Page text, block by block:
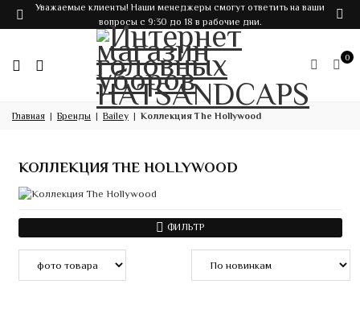
Уважаемые клиенты! Наши менеджеры смогут ответить на ваши
вопросы с 9:30 до 18 в рабочие дни.
0
Главная Бренды Bailey Коллекция The Hollywood
КОЛЛЕКЦИЯ THE HOLLYWOOD
ФИЛЬТР